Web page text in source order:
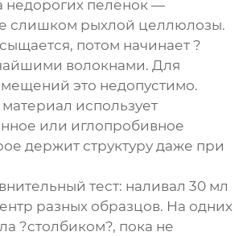
недорогих пеленок —
слишком рыхлой целлюлозы.
потом начинает ?
волокнами. Для
это недопустимо.
использует
или иглопробивное
держит структуру даже при
тест: наливал 30 мл
разных образцов. На одних
?столбиком?, пока не